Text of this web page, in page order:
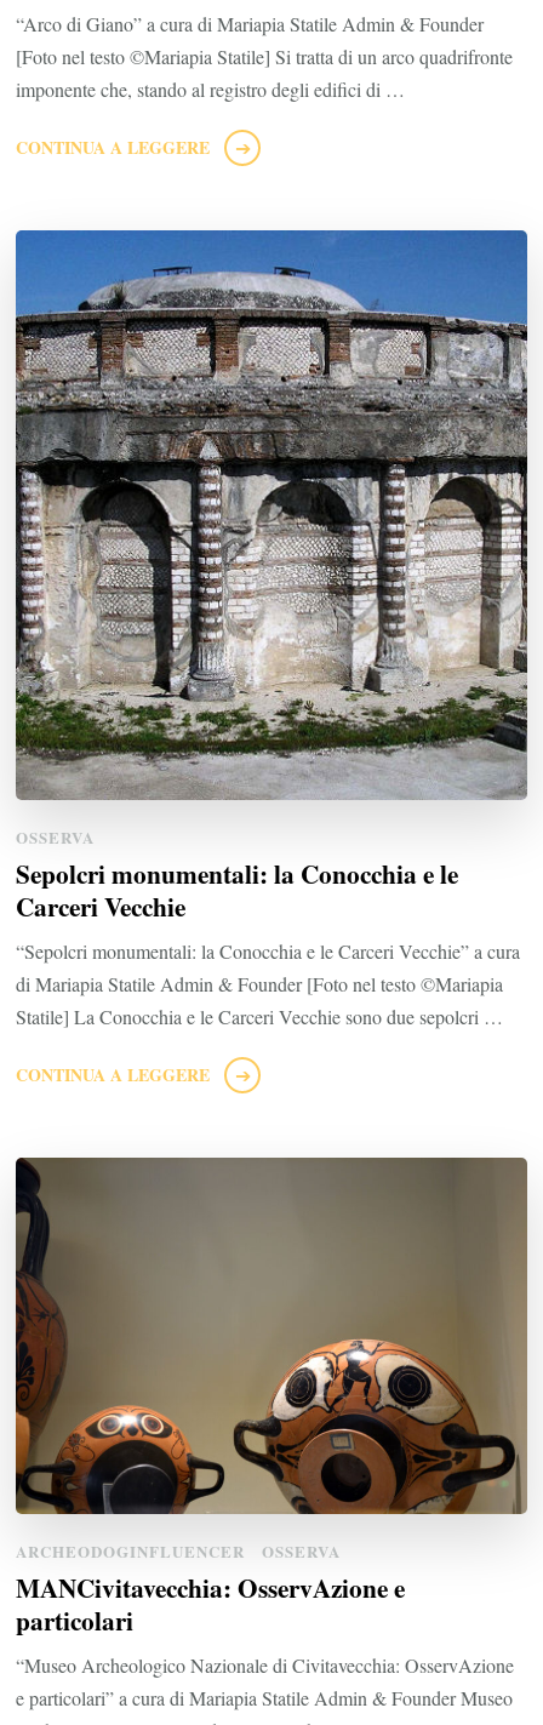
“Arco di Giano” a cura di Mariapia Statile Admin & Founder
[Foto nel testo ©Mariapia Statile] Si tratta di un arco quadrifronte
imponente che, stando al registro degli edifici di …
CONTINUA A LEGGERE
OSSERVA
Sepolcri monumentali: la Conocchia e le
Carceri Vecchie
“Sepolcri monumentali: la Conocchia e le Carceri Vecchie” a cura
di Mariapia Statile Admin & Founder [Foto nel testo ©Mariapia
Statile] La Conocchia e le Carceri Vecchie sono due sepolcri …
CONTINUA A LEGGERE
ARCHEODOGINFLUENCER OSSERVA
MANCivitavecchia: OsservAzione e
particolari
“Museo Archeologico Nazionale di Civitavecchia: OsservAzione
e particolari” a cura di Mariapia Statile Admin & Founder Museo